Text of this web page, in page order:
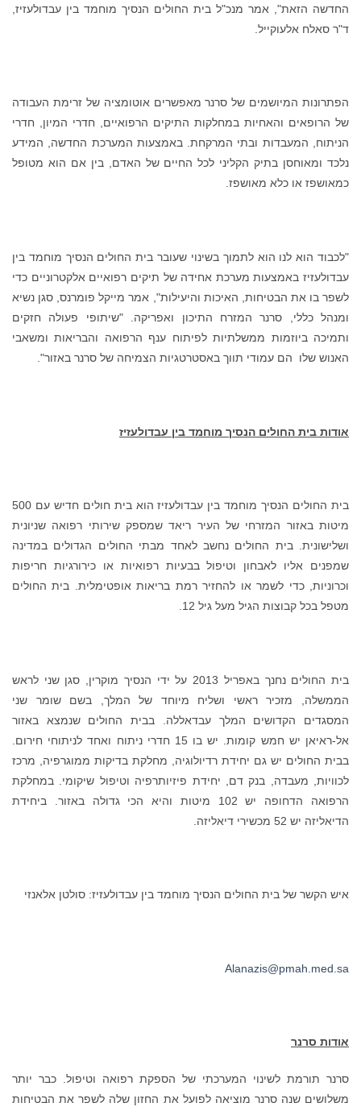
החדשה הזאת", אמר מנכ"ל בית החולים הנסיך מוחמד בין עבדולעזיז,
ד"ר סאלח אלעוקייל.
הפתרונות המיושמים של סרנר מאפשרים אוטומציה של זרימת העבודה
של הרופאים והאחיות במחלקות התיקים הרפואיים, חדרי המיון, חדרי
הניתוח, המעבדות ובתי המרקחת. באמצעות המערכת החדשה, המידע
נלכד ומאוחסן בתיק הקליני לכל החיים של האדם, בין אם הוא מטופל
כמאושפז או כלא מאושפז.
"לכבוד הוא לנו הוא לתמוך בשינוי שעובר בית החולים הנסיך מוחמד בין
עבדולעזיז באמצעות מערכת אחידה של תיקים רפואיים אלקטרוניים כדי
לשפר בו את הבטיחות, האיכות והיעילות", אמר מייקל פומרנס, סגן נשיא
ומנהל כללי, סרנר המזרח התיכון ואפריקה. "שיתופי פעולה חזקים
ותמיכה ביוזמות ממשלתיות לפיתוח ענף הרפואה והבריאות ומשאבי
האנוש שלו הם עמודי תווך באסטרטגיות הצמיחה של סרנר באזור".
אודות בית החולים הנסיך מוחמד בין עבדולעזיז
בית החולים הנסיך מוחמד בין עבדולעזיז הוא בית חולים חדיש עם 500
מיטות באזור המזרחי של העיר ריאד שמספק שירותי רפואה שניונית
ושלישונית. בית החולים נחשב לאחד מבתי החולים הגדולים במדינה
שמפנים אליו לאבחון וטיפול בבעיות רפואיות או כירורגיות חריפות
וכרוניות, כדי לשמר או להחזיר רמת בריאות אופטימלית. בית החולים
מטפל בכל קבוצות הגיל מעל גיל 12.
בית החולים נחנך באפריל 2013 על ידי הנסיך מוקרין, סגן שני לראש
הממשלה, מזכיר ראשי ושליח מיוחד של המלך, בשם שומר שני
המסגדים הקדושים המלך עבדאללה. בבית החולים שנמצא באזור
אל-ראיאן יש חמש קומות. יש בו 15 חדרי ניתוח ואחד לניתוחי חירום.
בבית החולים יש גם יחידת רדיולוגיה, מחלקת בדיקות ממוגרפיה, מרכז
לכוויות, מעבדה, בנק דם, יחידת פיזיותרפיה וטיפול שיקומי. במחלקת
הרפואה הדחופה יש 102 מיטות והיא הכי גדולה באזור. ביחידת
הדיאליזה יש 52 מכשירי דיאליזה.
איש הקשר של בית החולים הנסיך מוחמד בין עבדולעזיז: סולטן אלאנזי
Alanazis@pmah.med.sa
אודות סרנר
סרנר תורמת לשינוי המערכתי של הספקת רפואה וטיפול. כבר יותר
משלושים שנה סרנר מוציאה לפועל את החזון שלה לשפר את הבטיחות